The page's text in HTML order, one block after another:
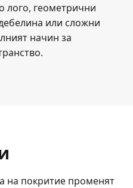
геометрични
или сложни
начин за
на покритие променят